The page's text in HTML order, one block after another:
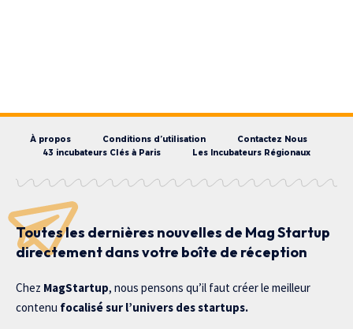
À propos Conditions d’utilisation
Contactez Nous
43 incubateurs Clés à Paris
Les Incubateurs Régionaux
Toutes les dernières nouvelles de Mag Startup
directement dans votre boîte de réception
Chez MagStartup, nous pensons qu’il faut créer le meilleur
contenu focalisé sur l’univers des startups.